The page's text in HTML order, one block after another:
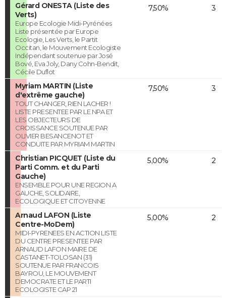
Gérard ONESTA (Liste des
Verts)
Europe Ecologie Midi-Pyrénées
Liste présentée par Europe
Ecologie, Les Verts, le Partit
Occitan, le Mouvement Ecologiste
Indépendant soutenue par José
Bové, Eva Joly, Dany Cohn-Bendit,
Cécile Duflot
7,50% 3
Myriam MARTIN (Liste
d'extrême gauche)
TOUT CHANGER, RIEN LACHER !
LISTE PRESENTEE PAR LE NPA ET
LES OBJECTEURS DE
CROISSANCE SOUTENUE PAR
OLIVIER BESANCENOT ET
CONDUITE PAR MYRIAM MARTIN
7,50% 3
Christian PICQUET (Liste du
Parti Comm. et du Parti
Gauche)
ENSEMBLE POUR UNE REGION A
GAUCHE, SOLIDAIRE,
ECOLOGIQUE ET CITOYENNE
5,00% 2
Arnaud LAFON (Liste
Centre-MoDem)
MIDI-PYRENEES EN ACTION LISTE
DU CENTRE PRESENTEE PAR
ARNAUD LAFON MAIRE DE
CASTANET-TOLOSAN (31)
SOUTENUE PAR FRANCOIS
BAYROU, LE MOUVEMENT
DEMOCRATE ET LE PARTI
ECOLOGISTE CAP 21
5,00% 2